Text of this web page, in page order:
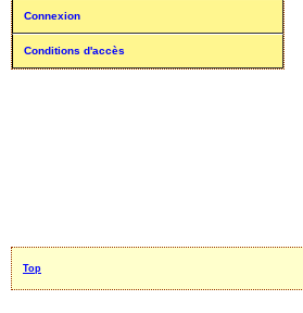
Connexion
Conditions d'accès
Top